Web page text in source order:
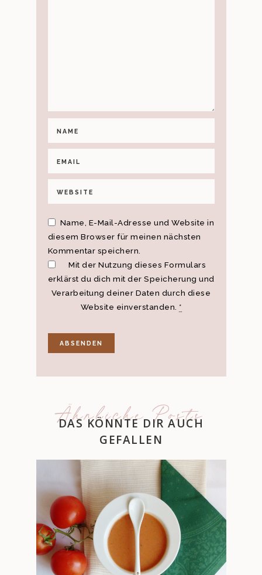
Name, E-Mail-Adresse und Website in
diesem Browser für meinen nächsten
Kommentar speichern.
Mit der Nutzung dieses Formulars
erklärst du dich mit der Speicherung und
Verarbeitung deiner Daten durch diese
Website einverstanden. *
Ähnliche Posts
DAS KÖNNTE DIR AUCH
GEFALLEN